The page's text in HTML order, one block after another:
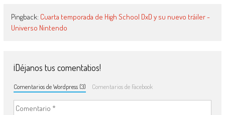
Pingback: Cuarta temporada de High School DxD y su nuevo tráiler -
Universo Nintendo
¡Déjanos tus comentatios!
Comentarios de Wordpress (3) Comentarios de Facebook